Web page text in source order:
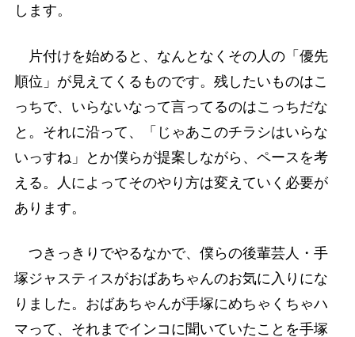
します。
片付けを始めると、なんとなくその人の「優先
順位」が見えてくるものです。残したいものはこ
っちで、いらないなって言ってるのはこっちだな
と。それに沿って、「じゃあこのチラシはいらな
いっすね」とか僕らが提案しながら、ペースを考
える。人によってそのやり方は変えていく必要が
あります。
つきっきりでやるなかで、僕らの後輩芸人・手
塚ジャスティスがおばあちゃんのお気に入りにな
りました。おばあちゃんが手塚にめちゃくちゃハ
マって、それまでインコに聞いていたことを手塚